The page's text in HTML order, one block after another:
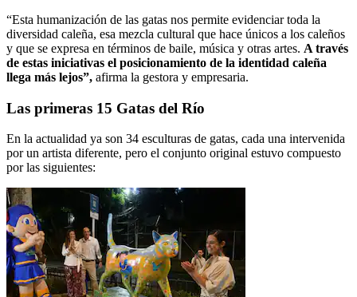
“Esta humanización de las gatas nos permite evidenciar toda la
diversidad caleña, esa mezcla cultural que hace únicos a los caleños
y que se expresa en términos de baile, música y otras artes. A través
de estas iniciativas el posicionamiento de la identidad caleña
llega más lejos”, afirma la gestora y empresaria.
Las primeras 15 Gatas del Río
En la actualidad ya son 34 esculturas de gatas, cada una intervenida
por un artista diferente, pero el conjunto original estuvo compuesto
por las siguientes: